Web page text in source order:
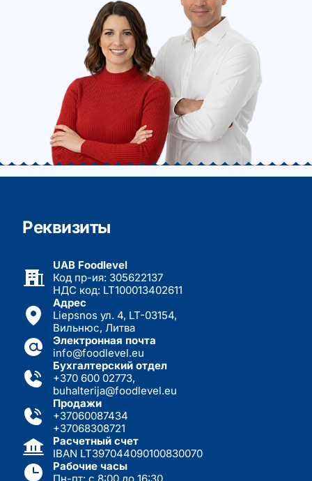
Реквизиты
UAB Foodlevel
Код пр-ия: 305622137
НДС код: LT100013402611
Адрес
Liepsnos ул. 4, LT-03154,
Вильнюс, Литва
Электронная почта
info@foodlevel.eu
Бухгалтерский отдел
+370 600 02773,
buhalterija@foodlevel.eu
Продажи
+37060087434
+37068308721
Расчетный счет
IBAN LT397044090100830070
Рабочие часы